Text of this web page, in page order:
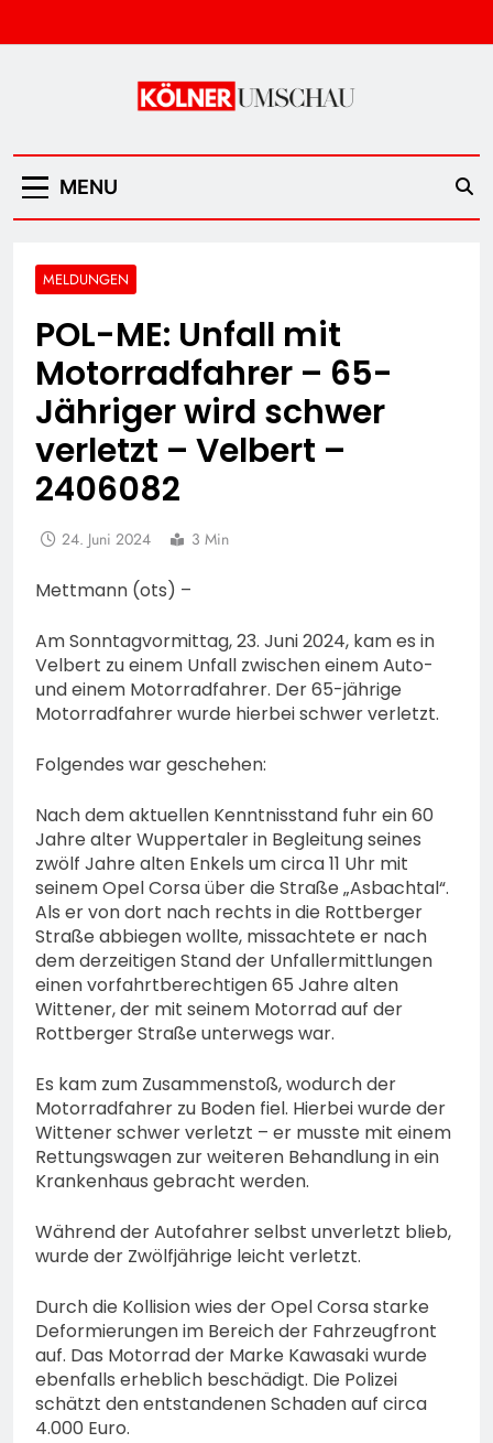
to
Kölner Umschau
MENU
MELDUNGEN
POL-ME: Unfall mit
Motorradfahrer – 65-
Jähriger wird schwer
verletzt – Velbert –
2406082
24. Juni 2024 3 Min
Mettmann (ots) –
Am Sonntagvormittag, 23. Juni 2024, kam es in
Velbert zu einem Unfall zwischen einem Auto-
und einem Motorradfahrer. Der 65-jährige
Motorradfahrer wurde hierbei schwer verletzt.
Folgendes war geschehen:
Nach dem aktuellen Kenntnisstand fuhr ein 60
Jahre alter Wuppertaler in Begleitung seines
zwölf Jahre alten Enkels um circa 11 Uhr mit
seinem Opel Corsa über die Straße „Asbachtal“.
Als er von dort nach rechts in die Rottberger
Straße abbiegen wollte, missachtete er nach
dem derzeitigen Stand der Unfallermittlungen
einen vorfahrtberechtigen 65 Jahre alten
Wittener, der mit seinem Motorrad auf der
Rottberger Straße unterwegs war.
Es kam zum Zusammenstoß, wodurch der
Motorradfahrer zu Boden fiel. Hierbei wurde der
Wittener schwer verletzt – er musste mit einem
Rettungswagen zur weiteren Behandlung in ein
Krankenhaus gebracht werden.
Während der Autofahrer selbst unverletzt blieb,
wurde der Zwölfjährige leicht verletzt.
Durch die Kollision wies der Opel Corsa starke
Deformierungen im Bereich der Fahrzeugfront
auf. Das Motorrad der Marke Kawasaki wurde
ebenfalls erheblich beschädigt. Die Polizei
schätzt den entstandenen Schaden auf circa
4.000 Euro.